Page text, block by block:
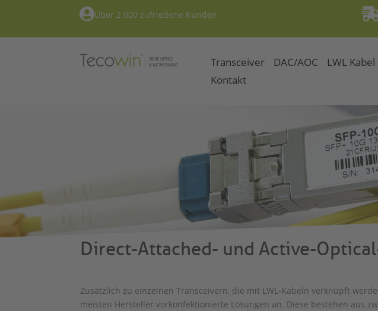
Über 2.000 zufriedene Kunden
Transceiver DAC/AOC LWL Kabel
Kontakt
Direct-Attached- und Active-
Zusätzlich zu einzelnen Transceivern, die mit LWL-Kabeln verknüpft
meisten Hersteller vorkonfektionierte Lösungen an. Diese bestehen aus